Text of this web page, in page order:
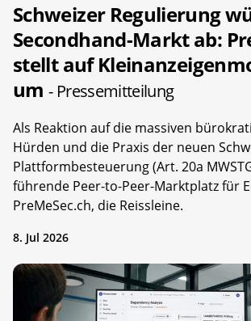
Schweizer Regulierung
Secondhand-Markt ab:
stellt auf
um- Pressemitteilung
Als Reaktion auf die massiven
Hürden und die Praxis der neuen
Plattformbesteuerung (Art. 20a
führende Peer-to-Peer-Marktplatz für
PreMeSec.ch, die Reissleine.
8. Jul 2026